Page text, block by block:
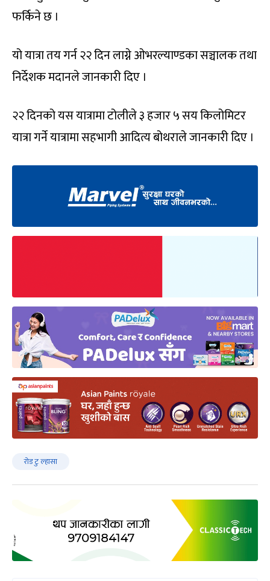
फर्किने छ ।
यो यात्रा तय गर्न २२ दिन लाग्ने ओभरल्याण्डका सञ्चालक तथा
निर्देशक मदानले जानकारी दिए ।
२२ दिनको यस यात्रामा टोलीले ३ हजार ५ सय किलोमिटर
यात्रा गर्ने यात्रामा सहभागी आदित्य बोथराले जानकारी दिए ।
रोड टु ल्हासा